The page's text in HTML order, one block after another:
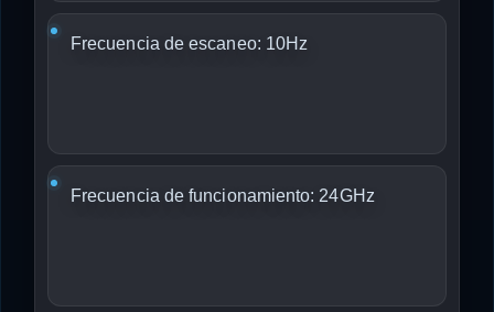
Frecuencia de escaneo: 10Hz
Frecuencia de funcionamiento: 24GHz